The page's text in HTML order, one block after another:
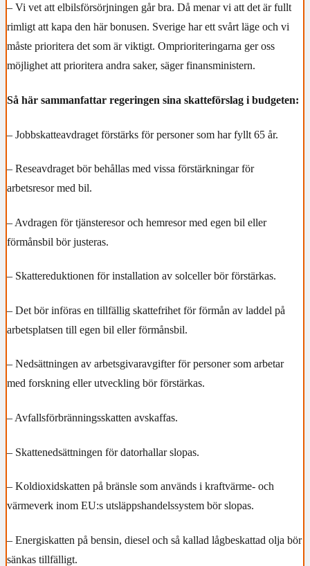
– Vi vet att elbilsförsörjningen går bra. Då menar vi att det är fullt
rimligt att kapa den här bonusen. Sverige har ett svårt läge och vi
måste prioritera det som är viktigt. Omprioriteringarna ger oss
möjlighet att prioritera andra saker, säger finansministern.
Så här sammanfattar regeringen sina skatteförslag i budgeten:
– Jobbskatteavdraget förstärks för personer som har fyllt 65 år.
– Reseavdraget bör behållas med vissa förstärkningar för
arbetsresor med bil.
– Avdragen för tjänsteresor och hemresor med egen bil eller
förmånsbil bör justeras.
– Skattereduktionen för installation av solceller bör förstärkas.
– Det bör införas en tillfällig skattefrihet för förmån av laddel på
arbetsplatsen till egen bil eller förmånsbil.
– Nedsättningen av arbetsgivaravgifter för personer som arbetar
med forskning eller utveckling bör förstärkas.
– Avfallsförbränningsskatten avskaffas.
– Skattenedsättningen för datorhallar slopas.
– Koldioxidskatten på bränsle som används i kraftvärme- och
värmeverk inom EU:s utsläppshandelssystem bör slopas.
– Energiskatten på bensin, diesel och så kallad lågbeskattad olja bör
sänkas tillfälligt.